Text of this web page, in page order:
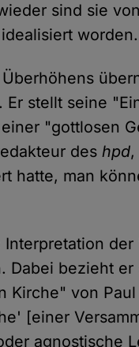
sind sie
worden.
Überhöhens
Er stellt seine
"gottlosen
deshpd,
hatte, man
Dabei bezieht
Kirche" von
[einer
agnostische